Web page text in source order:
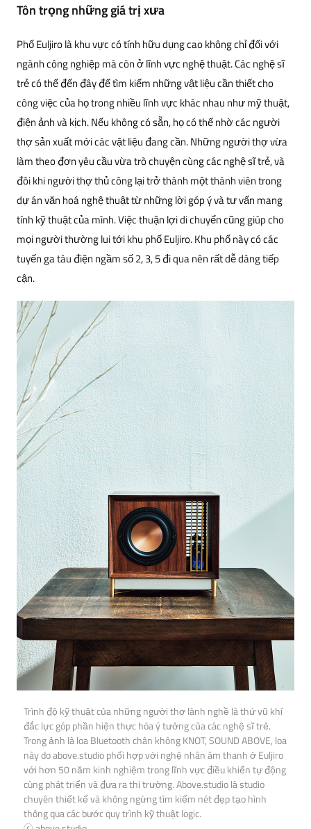
Tôn trọng những giá trị xưa
Phố Euljiro là khu vực có tính hữu dụng cao không chỉ đối với
ngành công nghiệp mà còn ở lĩnh vực nghệ thuật. Các nghệ sĩ
trẻ có thể đến đây để tìm kiếm những vật liệu cần thiết cho
công việc của họ trong nhiều lĩnh vực khác nhau như mỹ thuật,
điện ảnh và kịch. Nếu không có sẵn, họ có thể nhờ các người
thợ sản xuất mới các vật liệu đang cần. Những người thợ vừa
làm theo đơn yêu cầu vừa trò chuyện cùng các nghệ sĩ trẻ, và
đôi khi người thợ thủ công lại trở thành một thành viên trong
dự án văn hoá nghệ thuật từ những lời góp ý và tư vấn mang
tính kỹ thuật của mình. Việc thuận lợi di chuyển cũng giúp cho
mọi người thường lui tới khu phố Euljiro. Khu phố này có các
tuyến ga tàu điện ngầm số 2, 3, 5 đi qua nên rất dễ dàng tiếp
cận.
Trình độ kỹ thuật của những người thợ lành nghề là thứ vũ khí
đắc lực góp phần hiện thực hóa ý tưởng của các nghệ sĩ trẻ.
Trong ảnh là loa Bluetooth chân không KNOT, SOUND ABOVE, loa
này do above.studio phối hợp với nghệ nhân âm thanh ở Euljiro
với hơn 50 năm kinh nghiệm trong lĩnh vực điều khiển tự động
cùng phát triển và đưa ra thị trường. Above.studio là studio
chuyên thiết kế và không ngừng tìm kiếm nét đẹp tạo hình
thông qua các bước quy trình kỹ thuật logic.